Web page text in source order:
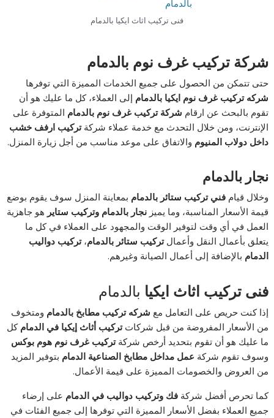
فنى تركيب اثاث ايكيا بالدمام
شركة تركيب غرف نوم بالدمام
حتى تتمكن من الحصول على جميع الخدمات المميزة التي توفرها
شركه تركيب غرف نوم ايكيا بالدمام إلى العملاء، كل ما عليك هو أن
تقوم بالبحث عن ارقام شركة تركيب غرف نوم بالدمام المتوفرة على
الإنترنت، ومن خلال التحدث مع خدمة عملاء شركةتركيب ارفف خشب
داخل دولاب المنيوم والاتفاق على موعد مناسب من أجل زيارة المنزل.
نجار بالدمام
وخلال قيامفني تركيب ستائر بالدمام بمعاينة المنزل سوف يقوم بوضع
قيمة الأسعار المناسبة، وما يميزنجار بالدمام وتركيب ستاير هو جاهزية
العمل في أي وقت لتوفير الوقت والمجهود على العملاء في كل ما
يتعلق بأعمال النقل وأعمالتركيب ستائر بالدمام،تركيب دواليب
الدمام بالإضافة إلى أعمال الصيانة وغيرهم.
فنى تركيب اثاث ايكيا بالدمام
إذا كنت حريص على التعامل مع شركه تركيب مطابخ بالدمام ومتخوف
من الأسعار المفروضة من قبل شركاتتركيب أثاث إيكيا في الدمام كل
ما عليك هو أن تقوم بتحديد أرخص شركةتركيب غرف نوم هوم بوكس
وسوف تقوم شركة عمل مداخل مطابخ الصناعية الدمام بتوفير المزيد
من العروض والخصومات المميزة على قيمة الأعمال.
كما تحرص أفضل شركةفك وتركيب دواليب في الدمام على إرضاء
جميع العملاء بفضل الأسعار المميزة التي توفرها إلى جميع الفئات في